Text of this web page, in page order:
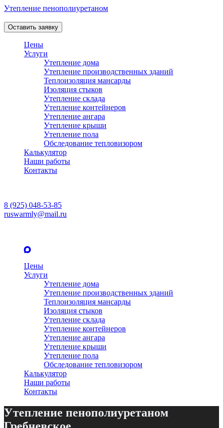
Утепление пенополиуретаном
Оставить заявку
Цены
Услуги
Утепление дома
Утепление производственных зданий
Теплоизоляция мансарды
Изоляция стыков
Утепление склада
Утепление контейнеров
Утепление ангара
Утепление крыши
Утепление пола
Обследование тепловизором
Калькулятор
Наши работы
Контакты
8 (925) 048-53-85
ruswarmly@mail.ru
Цены
Услуги
Утепление дома
Утепление производственных зданий
Теплоизоляция мансарды
Изоляция стыков
Утепление склада
Утепление контейнеров
Утепление ангара
Утепление крыши
Утепление пола
Обследование тепловизором
Калькулятор
Наши работы
Контакты
Утепление пенополиуретаном